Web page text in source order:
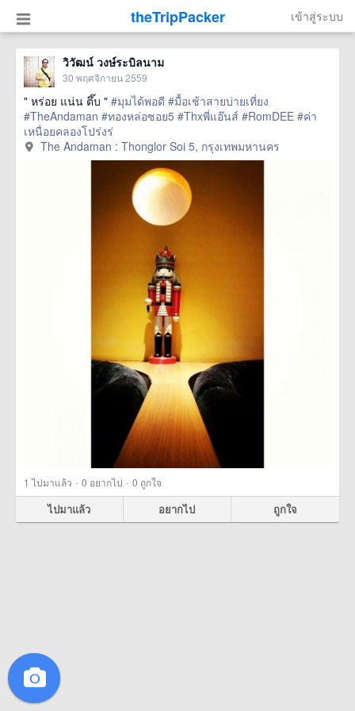
theTripPacker เข้าสู่ระบบ
วิวัฒน์ วงษ์ระบิลนาม
30 พฤศจิกายน 2559
" หร่อย แน่น ตึ๊บ " #มุมได้พอดี #มื้อเช้าสายบ่ายเที่ยง
#TheAndaman #ทองหล่อซอย5 #Thxพี่แอ๊นส์ #RomDEE #ค่า
เหนื่อยคลองโปร่งร่
href=https://m.thetrippacker.com/th/image/
The Andaman : Thonglor Soi 5, กรุงเทพมหานคร
1 ไปมาแล้ว · 0 อยากไป · 0 ถูกใจ
ไปมาแล้ว อยากไป ถูกใจ